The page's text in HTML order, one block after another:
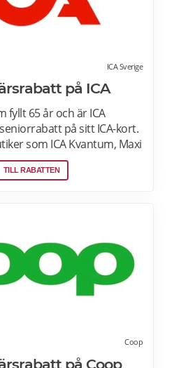
ICA Sverige
på ICA
fyllt 65 år och är ICA
på sitt ICA-kort.
som ICA Kvantum, Maxi
ICA Supermarket erbjuder
Läs mer om vilken ICA-
på ICA här.
TILL RABATTEN
Coop
på Coop